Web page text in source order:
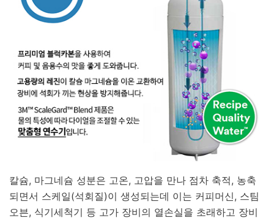
칼슘, 마그네슘 성분은 고온, 고압을 만나 점차 축적, 농축
되면서 스케일(석회질)이 생성되는데 이는 커피머신, 스팀
오븐, 식기세척기 등 고가 장비의 열손실을 초래하고 장비